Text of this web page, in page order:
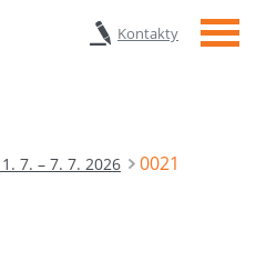
Kontakty Menu
7. – 7. 7. 2026 0021